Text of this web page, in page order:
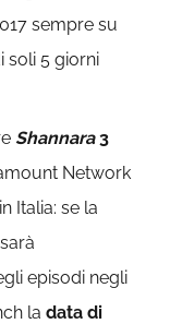
sempre su
soli 5 giorni
Shannara3
Network
in Italia: se la
episodi negli
la data di